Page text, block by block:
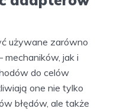
używane zarówno
jak i
do celów
one nie tylko
błędów, ale także